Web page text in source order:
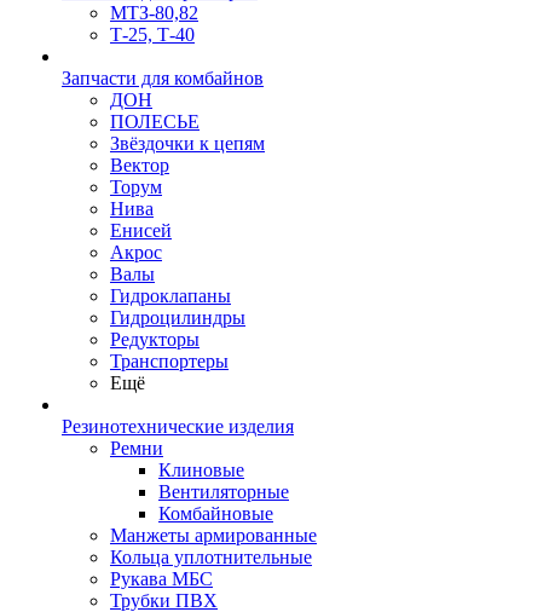
МТЗ-80,82
Т-25, Т-40
Запчасти для комбайнов
ДОН
ПОЛЕСЬЕ
Звёздочки к цепям
Вектор
Торум
Нива
Енисей
Акрос
Валы
Гидроклапаны
Гидроцилиндры
Редукторы
Транспортеры
Ещё
Резинотехнические изделия
Ремни
Клиновые
Вентиляторные
Комбайновые
Манжеты армированные
Кольца уплотнительные
Рукава МБС
Трубки ПВХ